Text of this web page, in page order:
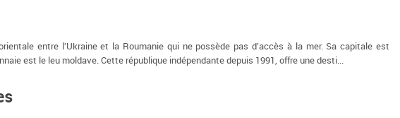
entre l’Ukraine et la Roumanie qui ne possède pas d’accès à la mer. Sa capitale est
est le leu moldave. Cette république indépendante depuis 1991, offre une desti...